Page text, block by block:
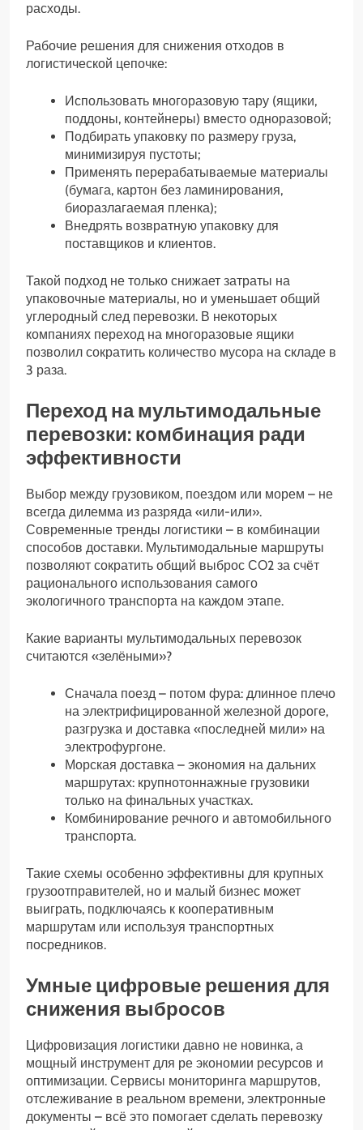
расходы.
Рабочие решения для снижения отходов в
логистической цепочке:
Использовать многоразовую тару (ящики,
поддоны, контейнеры) вместо одноразовой;
Подбирать упаковку по размеру груза,
минимизируя пустоты;
Применять перерабатываемые материалы
(бумага, картон без ламинирования,
биоразлагаемая пленка);
Внедрять возвратную упаковку для
поставщиков и клиентов.
Такой подход не только снижает затраты на
упаковочные материалы, но и уменьшает общий
углеродный след перевозки. В некоторых
компаниях переход на многоразовые ящики
позволил сократить количество мусора на складе в
3 раза.
Переход на мультимодальные
перевозки: комбинация ради
эффективности
Выбор между грузовиком, поездом или морем – не
всегда дилемма из разряда «или-или».
Современные тренды логистики – в комбинации
способов доставки. Мультимодальные маршруты
позволяют сократить общий выброс СО2 за счёт
рационального использования самого
экологичного транспорта на каждом этапе.
Какие варианты мультимодальных перевозок
считаются «зелёными»?
Сначала поезд – потом фура: длинное плечо
на электрифицированной железной дороге,
разгрузка и доставка «последней мили» на
электрофургоне.
Морская доставка – экономия на дальних
маршрутах: крупнотоннажные грузовики
только на финальных участках.
Комбинирование речного и автомобильного
транспорта.
Такие схемы особенно эффективны для крупных
грузоотправителей, но и малый бизнес может
выиграть, подключаясь к кооперативным
маршрутам или используя транспортных
посредников.
Умные цифровые решения для
снижения выбросов
Цифровизация логистики давно не новинка, а
мощный инструмент для ре экономии ресурсов и
оптимизации. Сервисы мониторинга маршрутов,
отслеживание в реальном времени, электронные
документы – всё это помогает сделать перевозку